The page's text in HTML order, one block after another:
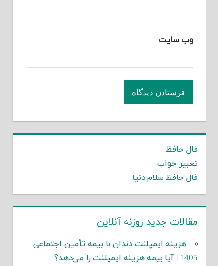
وب‌ سایت
فال حافظ
تعبیر خواب
فال حافظ سلام دنیا
مقالات جدید روزنه آنلاین
هزینه ایمپلنت دندان با بیمه تأمین اجتماعی
1405 | آیا بیمه هزینه ایمپلنت را می‌دهد؟